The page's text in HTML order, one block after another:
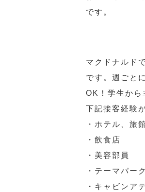
です。
マクドナルド
です。週ごと
OK！学生から
下記接客経験
・ホテル、旅
・飲食店
・美容部員
・テーマパーク
・キャビンア